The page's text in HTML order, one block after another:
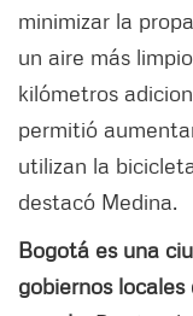
minimizar la
un aire más
kilómetros
permitió
utilizan la
destacó Medina.
Bogotá es una
gobiernos